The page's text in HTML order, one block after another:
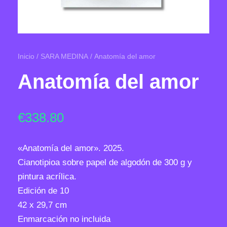
Inicio / SARA MEDINA / Anatomía del amor
Anatomía del amor
€338.80
«Anatomía del amor». 2025.
Cianotipioa sobre papel de algodón de 300 g y
pintura acrílica.
Edición de 10
42 x 29,7 cm
Enmarcación no incluida